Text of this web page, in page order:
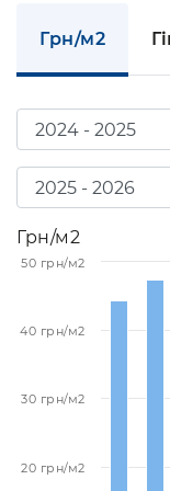
Грн/м2
Грн/м2
20 грн/м2
30 грн/м2
40 грн/м2
50 грн/м2